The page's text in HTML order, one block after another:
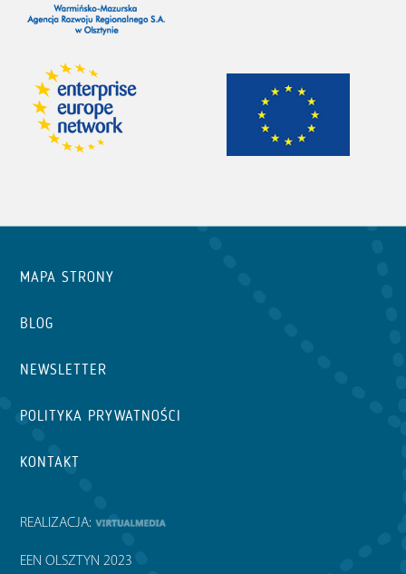
MAPA STRONY
BLOG
NEWSLETTER
POLITYKA PRYWATNOŚCI
KONTAKT
REALIZACJA:
EEN OLSZTYN 2023